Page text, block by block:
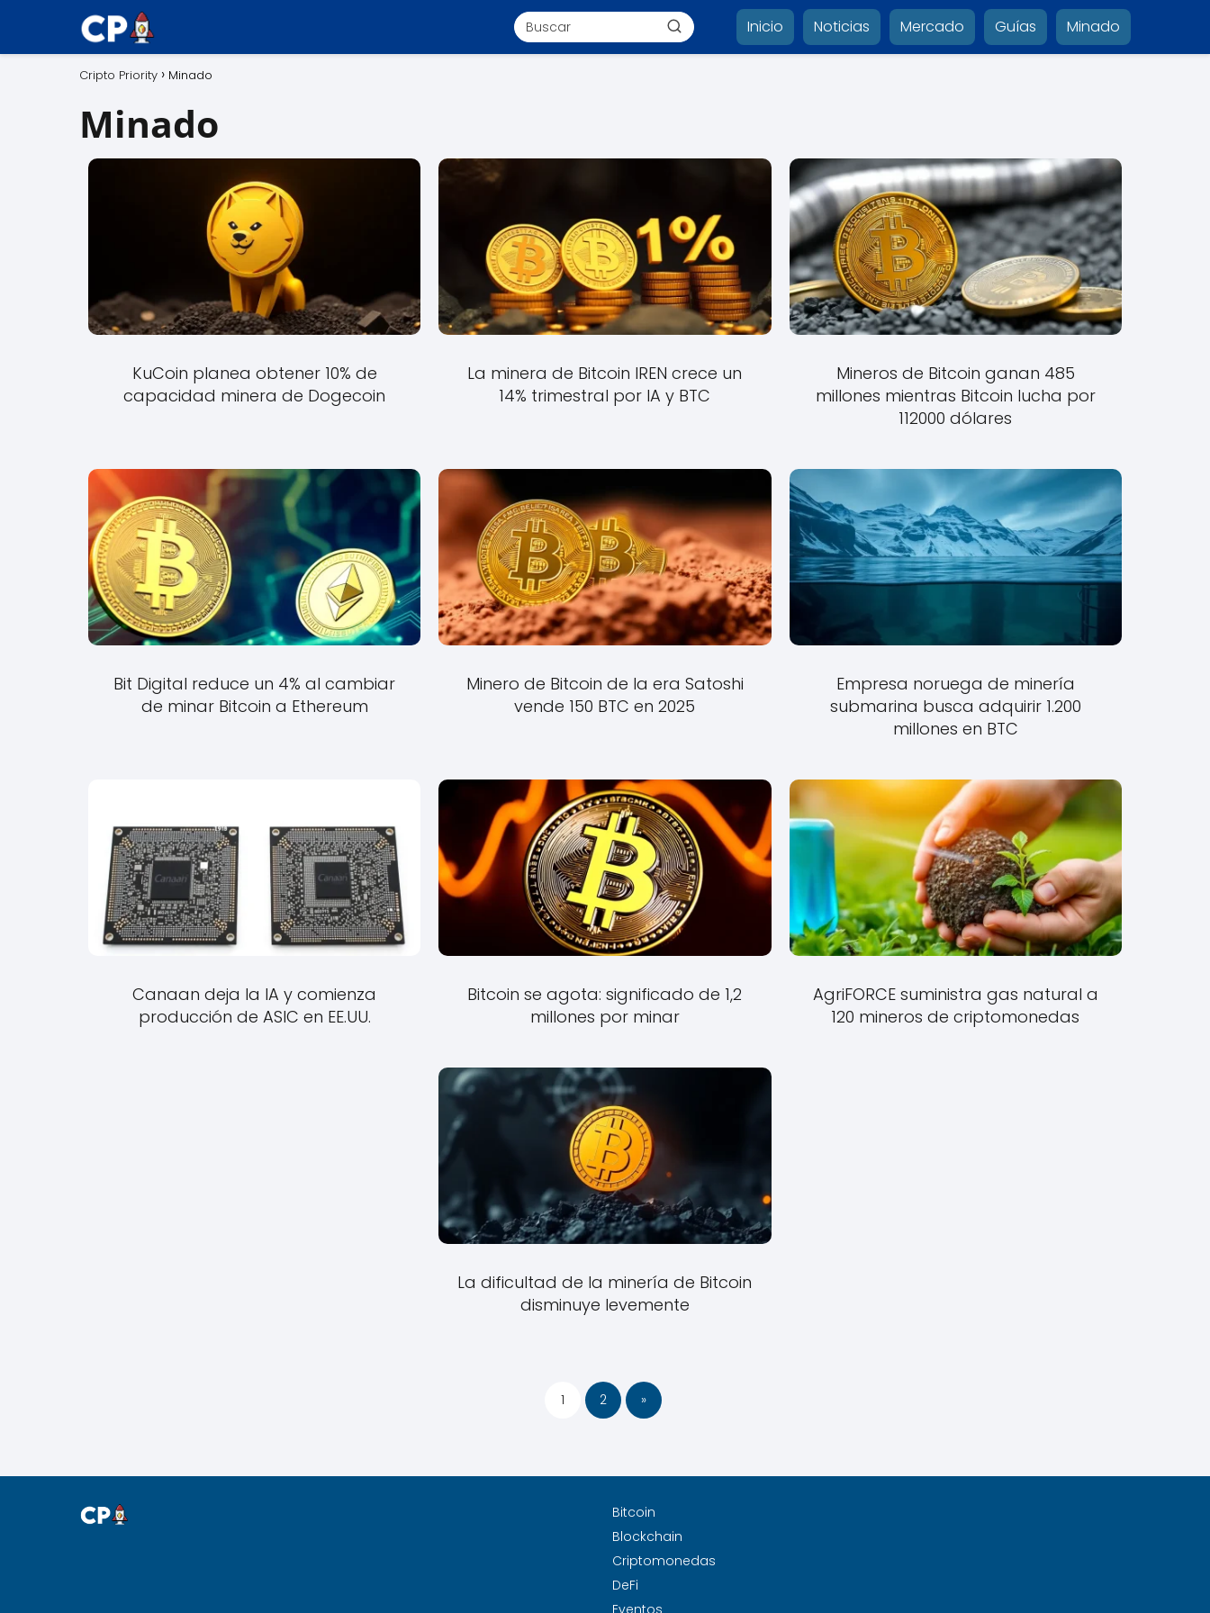
Inicio Noticias Mercado Guías Minado
Cripto Priority Minado
Minado
KuCoin planea obtener 10% de
capacidad minera de Dogecoin
La minera de Bitcoin IREN crece un
14% trimestral por IA y BTC
Mineros de Bitcoin ganan 485
millones mientras Bitcoin lucha por
112000 dólares
Bit Digital reduce un 4% al cambiar
de minar Bitcoin a Ethereum
Minero de Bitcoin de la era Satoshi
vende 150 BTC en 2025
Empresa noruega de minería
submarina busca adquirir 1.200
millones en BTC
Canaan deja la IA y comienza
producción de ASIC en EE.UU.
Bitcoin se agota: significado de 1,2
millones por minar
AgriFORCE suministra gas natural a
120 mineros de criptomonedas
La dificultad de la minería de Bitcoin
disminuye levemente
1 2 »
Bitcoin
Blockchain
Criptomonedas
DeFi
Eventos